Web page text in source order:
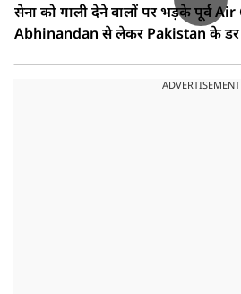
सेना को गाली देने वालों पर भड़के पूर्व
Abhinandan से लेकर Pakistan के डर
ADVERTISEMENT